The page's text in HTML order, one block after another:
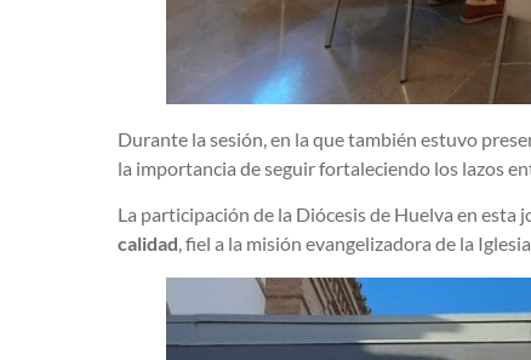
Durante la sesión, en la que también estuvo
la importancia de seguir fortaleciendo los lazos
La participación de la Diócesis de Huelva en
calidad, fiel a la misión evangelizadora de la